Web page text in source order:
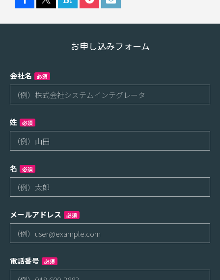
お申し込みフォーム
会社名 必須
姓 必須
名 必須
メールアドレス 必須
電話番号 必須